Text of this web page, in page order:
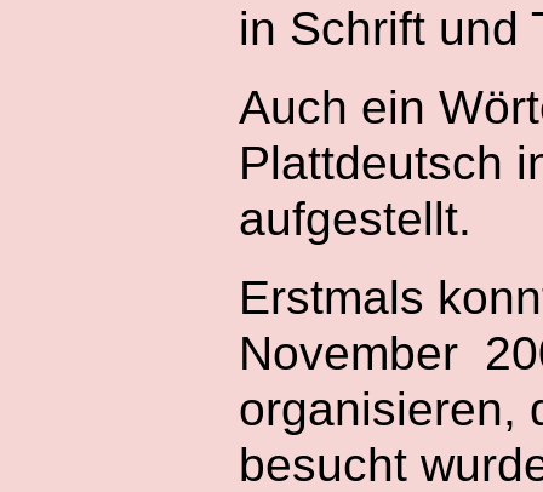
in Schrift und
Auch ein
Plattdeutsch
aufgestellt.
Erstmals
November
organisieren,
besucht